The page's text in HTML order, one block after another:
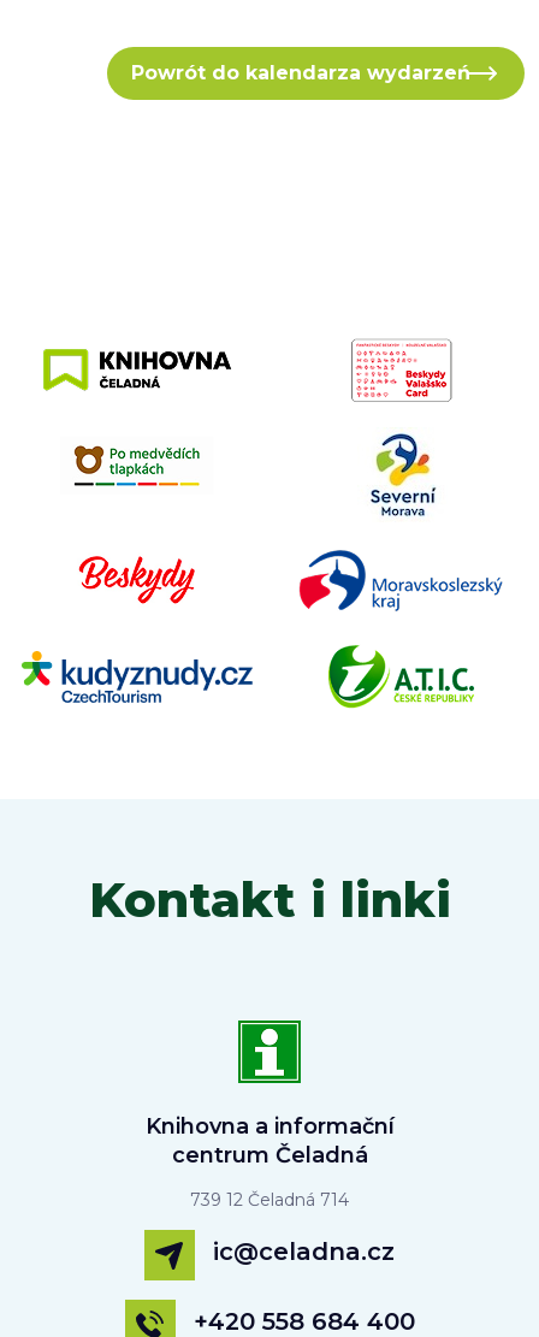
Powrót do kalendarza wydarzeń
Kontakt i linki
Knihovna a informační
centrum Čeladná
739 12 Čeladná 714
ic@celadna.cz
+420 558 684 400